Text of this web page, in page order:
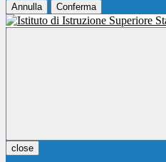
Annulla Conferma
close